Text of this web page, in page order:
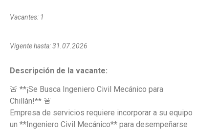
Vacantes: 1
Vigente hasta: 31.07.2026
Descripción de la vacante:
🚨 **¡Se Busca Ingeniero Civil Mecánico para
Chillán!** 🚨
Empresa de servicios requiere incorporar a su equipo
un **Ingeniero Civil Mecánico** para desempeñarse